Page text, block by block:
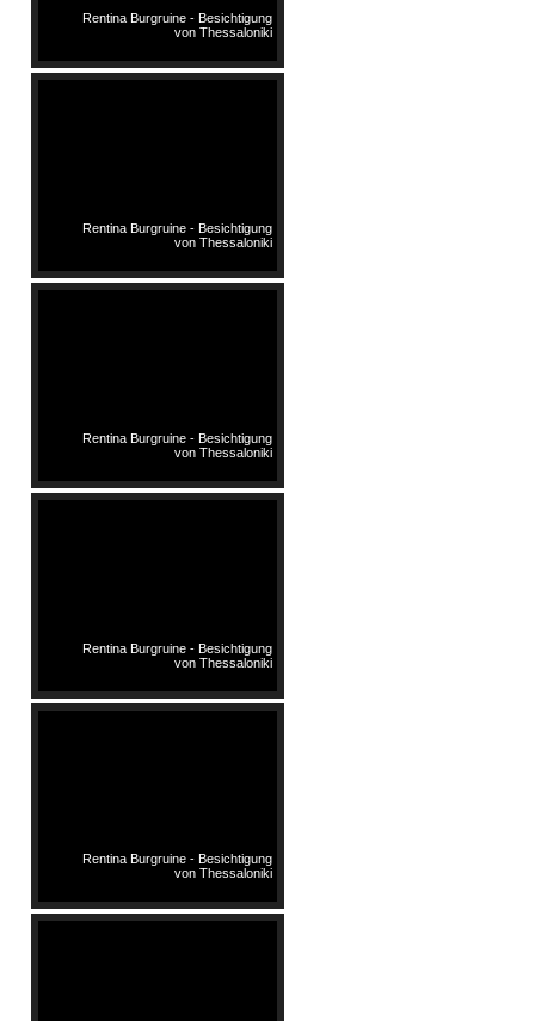
Rentina Burgruine - Besichtigung
von Thessaloniki
Rentina Burgruine - Besichtigung
von Thessaloniki
Rentina Burgruine - Besichtigung
von Thessaloniki
Rentina Burgruine - Besichtigung
von Thessaloniki
Rentina Burgruine - Besichtigung
von Thessaloniki